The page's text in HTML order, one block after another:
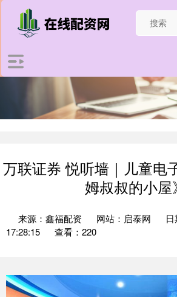
万联证券 悦听墙｜儿童电
姆叔叔的小屋
来源：鑫福配资 网站：启泰网
17:28:15
查看：220